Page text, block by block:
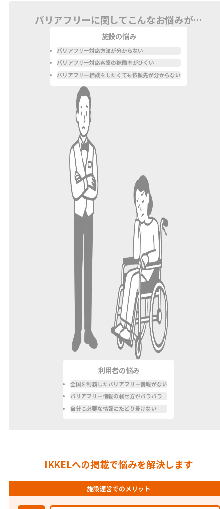
バリアフリーに関してこんなお悩みが…
施設の悩み
バリアフリー対応方法が分からない
バリアフリー対応客室の稼働率がひくい
バリアフリー相談をしたくても依頼先が分からない
利用者の悩み
全国を制覇したバリアフリー情報がない
バリアフリー情報の載せ方がバラバラ
自分に必要な情報にたどり着けない
IKKELへの掲載で悩みを解決します
施設運営でのメリット